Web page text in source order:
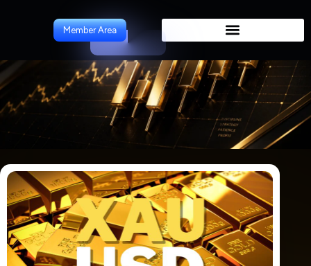
Member AreaForeCast